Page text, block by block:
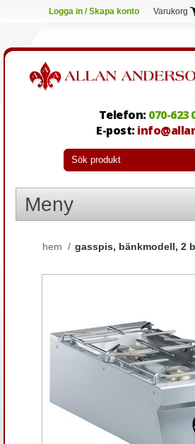
Logga in / Skapa konto Varukorg
Telefon: 070-623
E-post:
Meny
hem / gasspis, bänkmodell, 2